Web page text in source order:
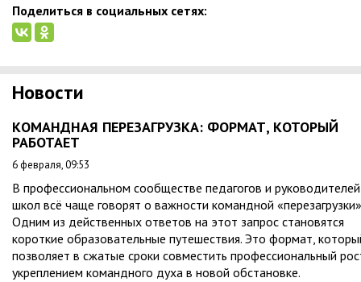
Поделиться в социальных сетях:
Новости
КОМАНДНАЯ ПЕРЕЗАГРУЗКА: ФОРМАТ, КОТОРЫЙ
РАБОТАЕТ
6 февраля, 09:53
В профессиональном сообществе педагогов и руководителей
школ всё чаще говорят о важности командной
Одним из действенных ответов на этот запрос становятся
короткие образовательные путешествия. Это формат,
позволяет в сжатые сроки совместить профессиональный
укреплением командного духа в новой обстановке.